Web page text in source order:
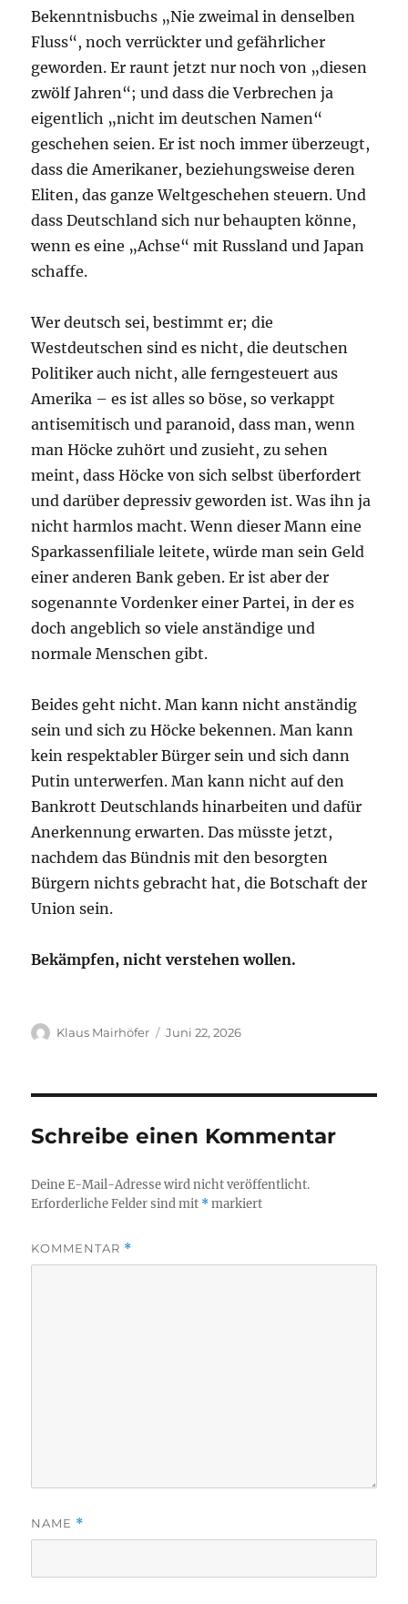
Bekenntnisbuchs „Nie zweimal in denselben
Fluss“, noch verrückter und gefährlicher
geworden. Er raunt jetzt nur noch von „diesen
zwölf Jahren“; und dass die Verbrechen ja
eigentlich „nicht im deutschen Namen“
geschehen seien. Er ist noch immer überzeugt,
dass die Amerikaner, beziehungsweise deren
Eliten, das ganze Weltgeschehen steuern. Und
dass Deutschland sich nur behaupten könne,
wenn es eine „Achse“ mit Russland und Japan
schaffe.
Wer deutsch sei, bestimmt er; die
Westdeutschen sind es nicht, die deutschen
Politiker auch nicht, alle ferngesteuert aus
Amerika – es ist alles so böse, so verkappt
antisemitisch und paranoid, dass man, wenn
man Höcke zuhört und zusieht, zu sehen
meint, dass Höcke von sich selbst überfordert
und darüber depressiv geworden ist. Was ihn ja
nicht harmlos macht. Wenn dieser Mann eine
Sparkassenfiliale leitete, würde man sein Geld
einer anderen Bank geben. Er ist aber der
sogenannte Vordenker einer Partei, in der es
doch angeblich so viele anständige und
normale Menschen gibt.
Beides geht nicht. Man kann nicht anständig
sein und sich zu Höcke bekennen. Man kann
kein respektabler Bürger sein und sich dann
Putin unterwerfen. Man kann nicht auf den
Bankrott Deutschlands hinarbeiten und dafür
Anerkennung erwarten. Das müsste jetzt,
nachdem das Bündnis mit den besorgten
Bürgern nichts gebracht hat, die Botschaft der
Union sein.
Bekämpfen, nicht verstehen wollen.
Autor
Klaus Mairhöfer
Veröffentlicht
Juni 22, 2026
Schreibe einen Kommentar
Deine E-Mail-Adresse wird nicht veröffentlicht.
Erforderliche Felder sind mit *markiert
KOMMENTAR *
NAME *